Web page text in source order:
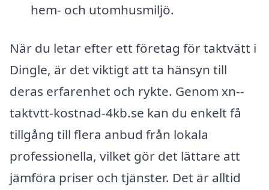
hem- och utomhusmiljö.
När du letar efter ett företag för taktvätt i
Dingle, är det viktigt att ta hänsyn till
deras erfarenhet och rykte. Genom xn--
taktvtt-kostnad-4kb.se kan du enkelt få
tillgång till flera anbud från lokala
professionella, vilket gör det lättare att
jämföra priser och tjänster. Det är alltid